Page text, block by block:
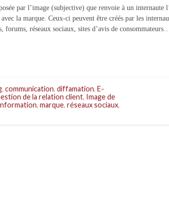
par l’image (subjective) que renvoie à un internaute
la marque. Ceux-ci peuvent être créés par les
forums, réseaux sociaux, sites d’avis de
, communication, diffamation, E-
de la relation client, Image de
, marque, réseaux sociaux,